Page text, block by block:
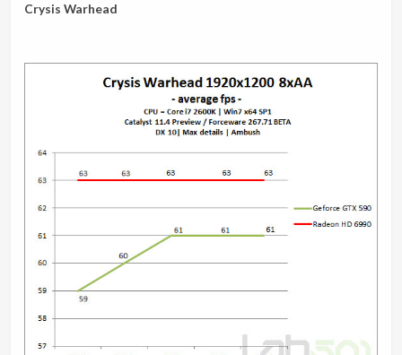
Crysis Warhead